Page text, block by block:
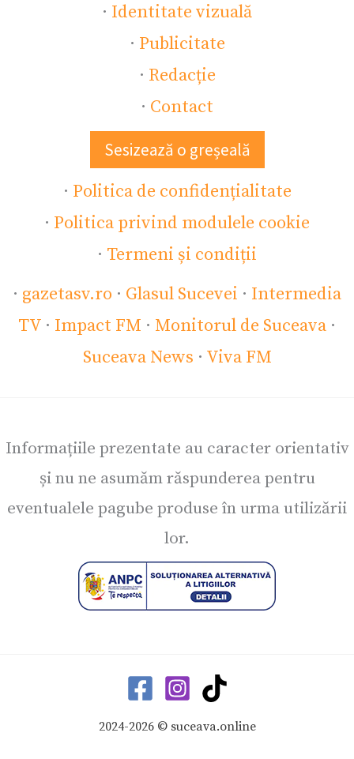
· Identitate vizuală
· Publicitate
· Redacție
· Contact
Sesizează o greșeală
· Politica de confidențialitate
· Politica privind modulele cookie
· Termeni și condiții
· gazetasv.ro · Glasul Sucevei · Intermedia
TV · Impact FM · Monitorul de Suceava ·
Suceava News · Viva FM
Informațiile prezentate au caracter orientativ
și nu ne asumăm răspunderea pentru
eventualele pagube produse în urma utilizării
lor.
2024-2026 © suceava.online